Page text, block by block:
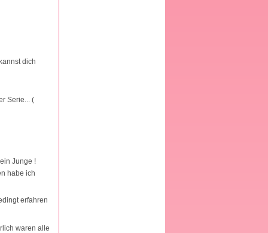
dich
Serie... (
Junge !
habe ich
erfahren
waren alle